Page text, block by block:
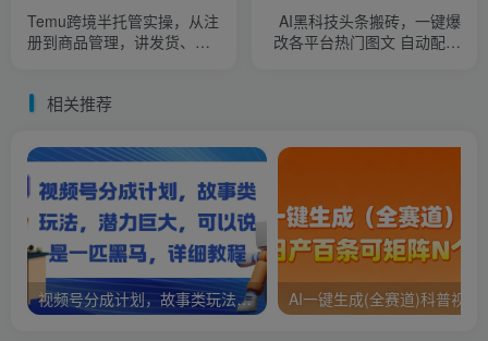
Temu跨境半托管实操，从注
册到商品管理，讲发货、成
AI黑科技头条搬砖，一键爆
改各平台热门图文 自动配图
相关推荐
视频号分成计划，故事类玩法，潜力巨大，可以说是一匹黑马，详细教程